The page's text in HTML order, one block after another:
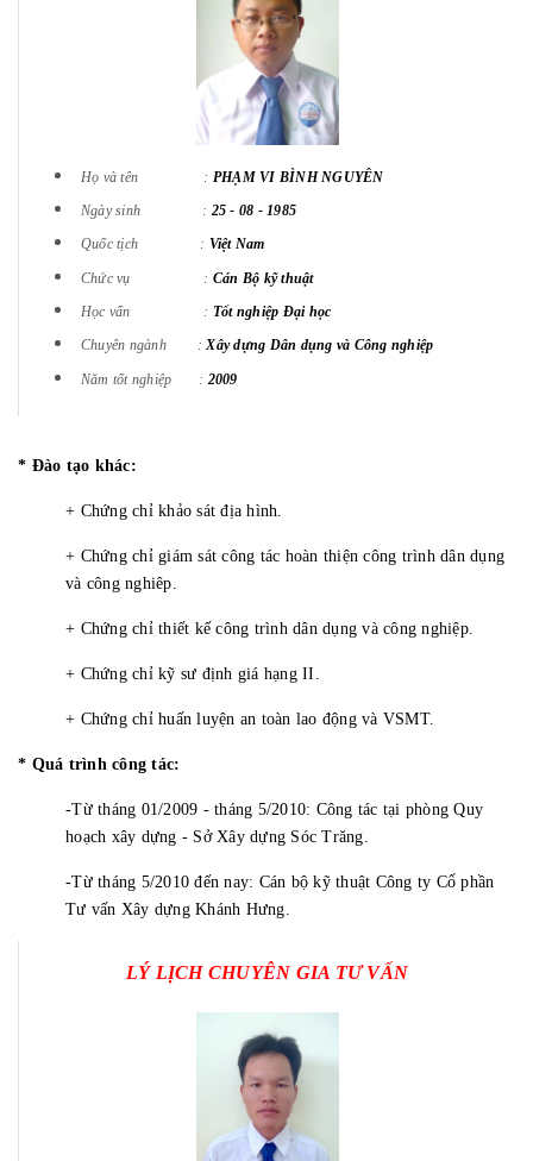
Họ và tên : PHẠM VI BÌNH NGUYÊN
Ngày sinh : 25 - 08 - 1985
Quốc tịch : Việt Nam
Chức vụ : Cán Bộ kỹ thuật
Học vấn : Tốt nghiệp Đại học
Chuyên ngành :Xây dựng Dân dụng và Công nghiệp
Năm tốt nghiệp : 2009
* Đào tạo khác:
+ Chứng chỉ khảo sát địa hình.
+ Chứng chỉ giám sát công tác hoàn thiện công trình dân dụng
và công nghiêp.
+ Chứng chỉ thiết kế công trình dân dụng và công nghiệp.
+ Chứng chỉ kỹ sư định giá hạng II.
+ Chứng chỉ huấn luyện an toàn lao động và VSMT.
* Quá trình công tác:
-Từ tháng 01/2009 - tháng 5/2010: Công tác tại phòng Quy
hoạch xây dựng - Sở Xây dựng Sóc Trăng.
-Từ tháng 5/2010 đến nay: Cán bộ kỹ thuật Công ty Cổ phần
Tư vấn Xây dựng Khánh Hưng.
LÝ LỊCH CHUYÊN GIA TƯ VẤN